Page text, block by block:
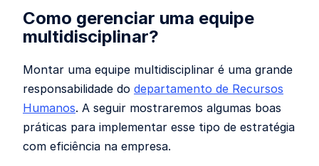
Como gerenciar uma equipe
multidisciplinar?
Montar uma equipe multidisciplinar é uma grande
responsabilidade do departamento de Recursos
Humanos. A seguir mostraremos algumas boas
práticas para implementar esse tipo de estratégia
com eficiência na empresa.